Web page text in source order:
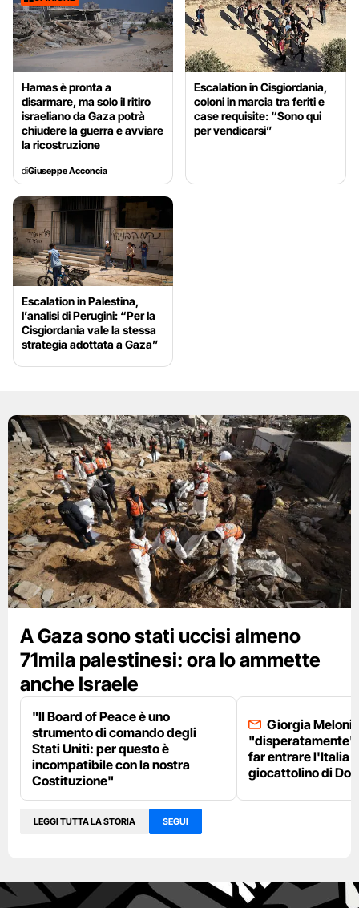
Hamas è pronta a
disarmare, ma solo il ritiro
israeliano da Gaza potrà
chiudere la guerra e avviare
la ricostruzione
diGiuseppe Acconcia
Escalation in Cisgiordania,
coloni in marcia tra feriti e
case requisite: “Sono qui
per vendicarsi”
Escalation in Palestina,
l’analisi di Perugini: “Per la
Cisgiordania vale la stessa
strategia adottata a Gaza”
A Gaza sono stati uccisi almeno
71mila palestinesi: ora lo ammette
anche Israele
"Il Board of Peace è uno
strumento di comando degli
Stati Uniti: per questo è
incompatibile con la nostra
Costituzione"
Giorgia Meloni
"disperatamente"
far entrare l'Italia
giocattolino di
LEGGI TUTTA LA STORIA SEGUI